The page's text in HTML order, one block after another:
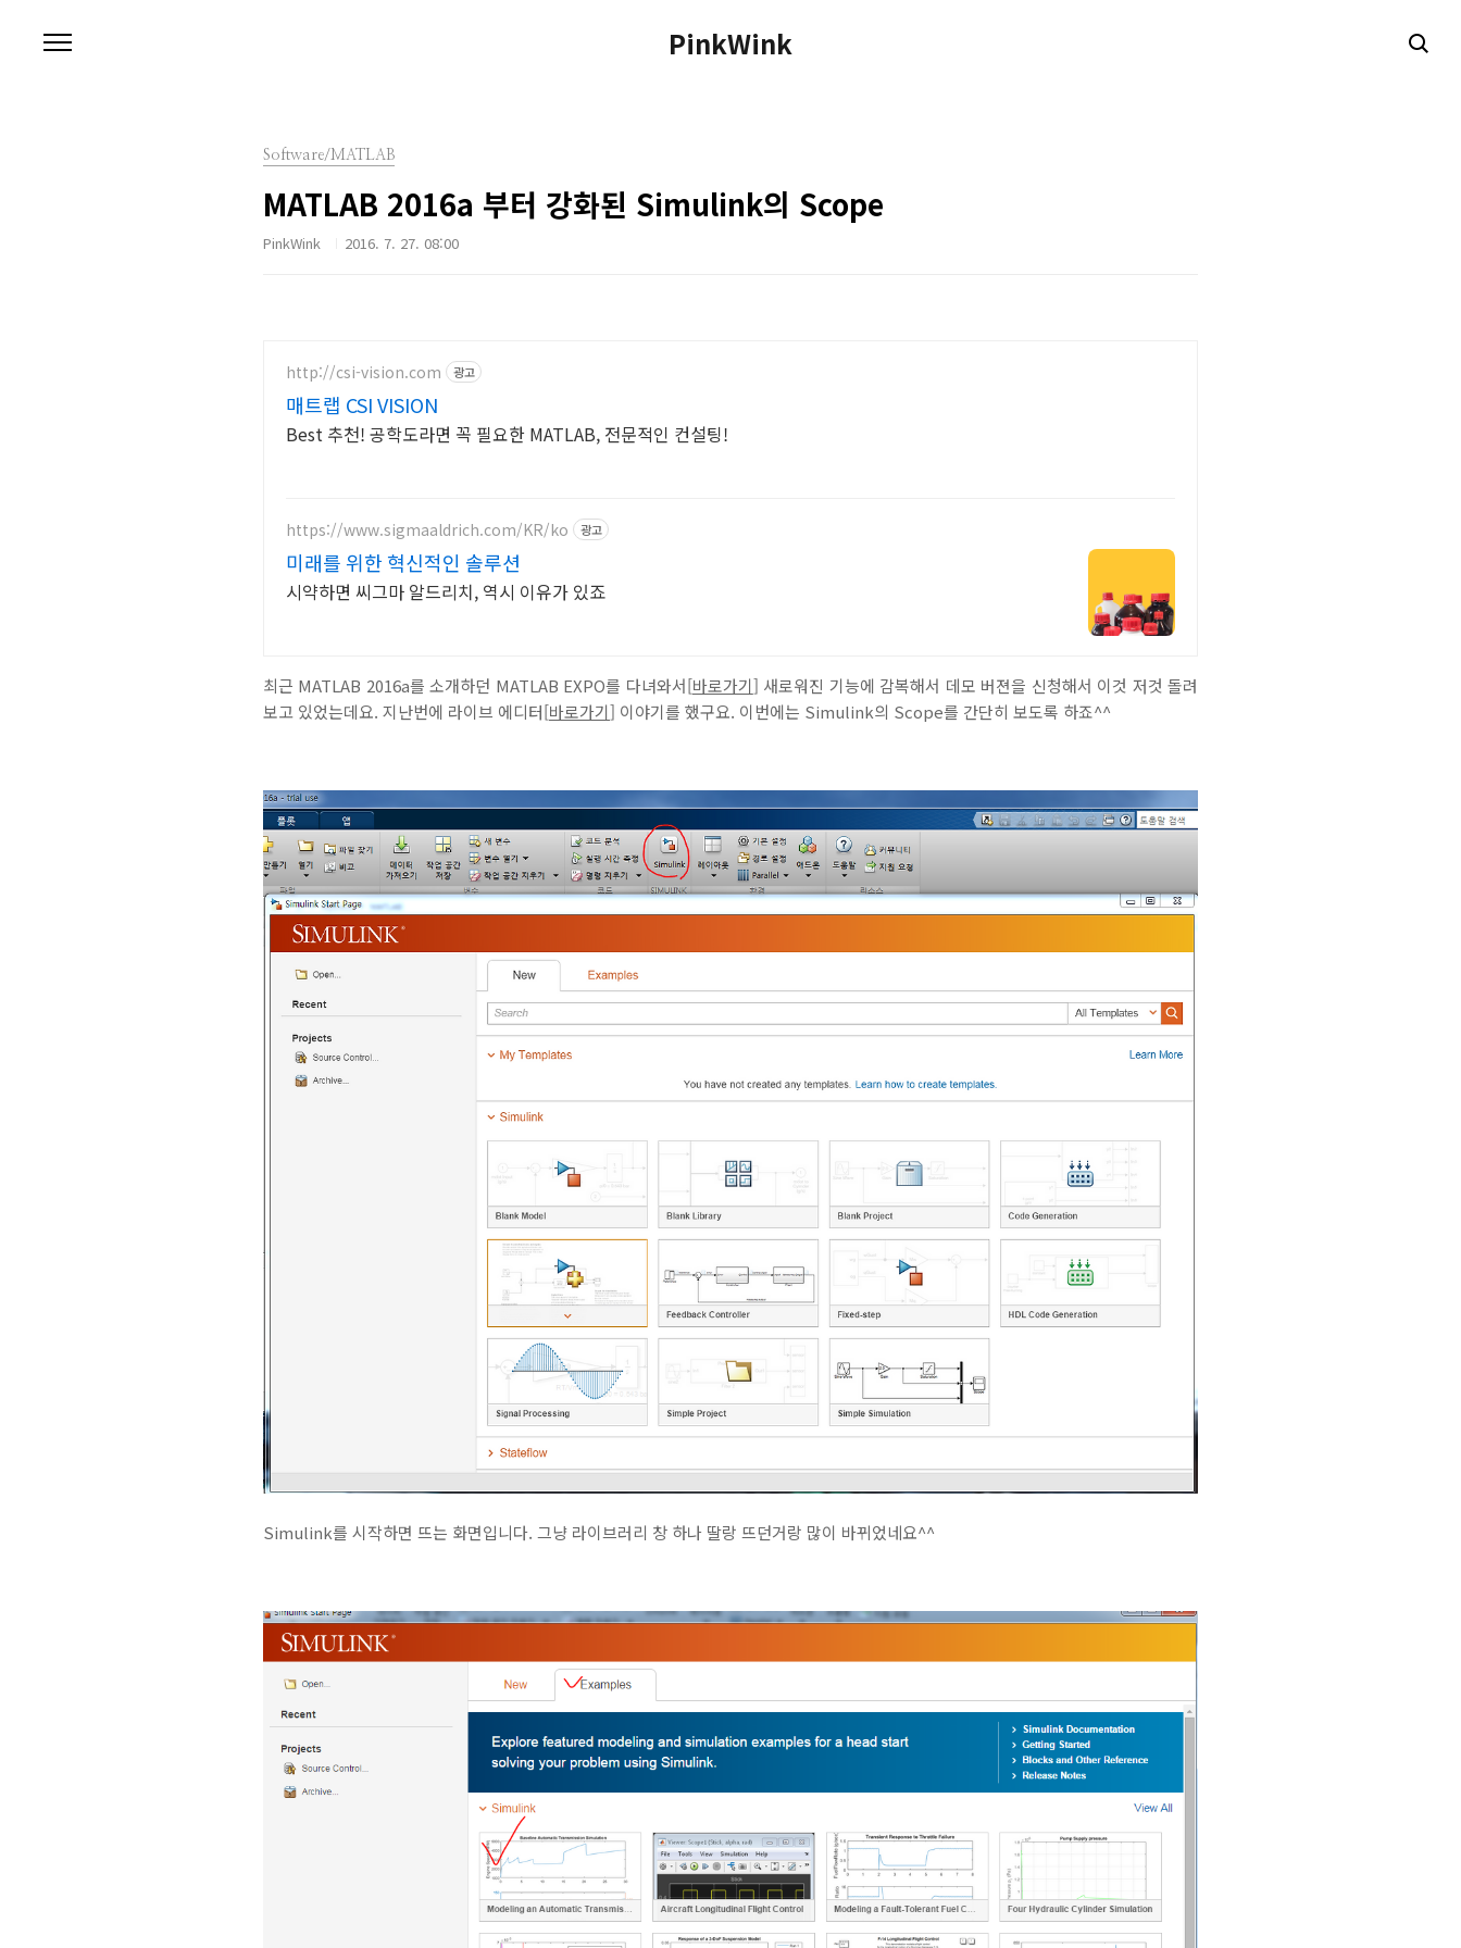
PinkWink
Software/MATLAB
MATLAB 2016a 부터 강화된 Simulink의 Scope
PinkWink 2016. 7. 27. 08:00
http://csi-vision.com 광고
매트랩 CSI VISION
Best 추천! 공학도라면 꼭 필요한 MATLAB, 전문적인 컨설팅!
https://www.sigmaaldrich.com/KR/ko 광고
미래를 위한 혁신적인 솔루션
시약하면 씨그마 알드리치, 역시 이유가 있죠
최근 MATLAB 2016a를 소개하던 MATLAB EXPO를 다녀와서[바로가기] 새로워진 기능에 감복해서 데모 버젼을 신청해서 이것 저것 돌려
보고 있었는데요. 지난번에 라이브 에디터[바로가기] 이야기를 했구요. 이번에는 Simulink의 Scope를 간단히 보도록 하죠^^
Simulink를 시작하면 뜨는 화면입니다. 그냥 라이브러리 창 하나 딸랑 뜨던거랑 많이 바뀌었네요^^